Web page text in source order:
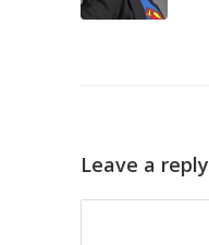
Leave a reply